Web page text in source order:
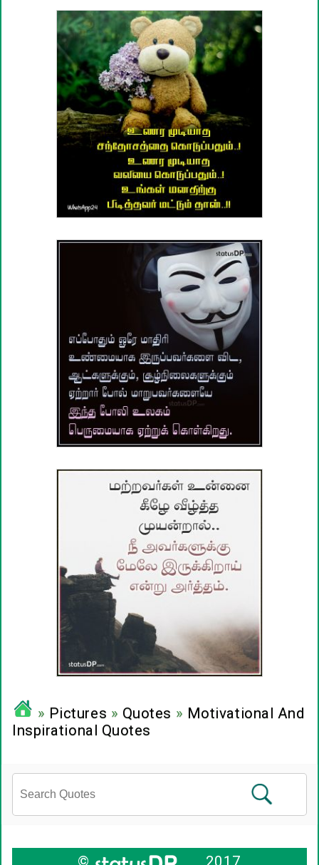
» Pictures » Quotes » Motivational And
Inspirational Quotes